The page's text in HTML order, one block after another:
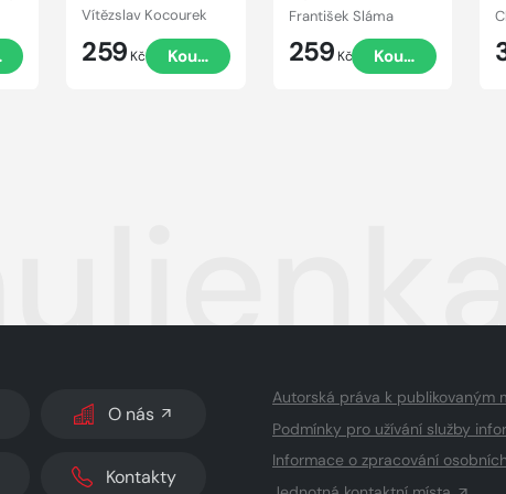
Vítězslav Kocourek
259 Kč Koupit
František Sláma
259 Kč Koupit
O nás
Kontakty
Autorská práva k publikovaným
Podmínky pro užívání služby
Informace o zpracování